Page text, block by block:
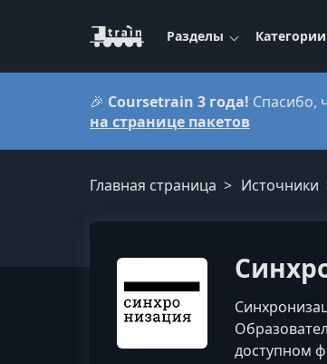
Разделы Категории
🎉 Coursetrain 3 года! Спасибо,
на странице пакетов
Главная страница Источники
доступном